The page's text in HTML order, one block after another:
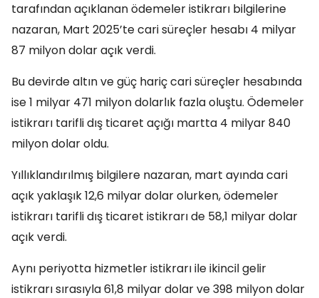
tarafından açıklanan ödemeler istikrarı bilgilerine
nazaran, Mart 2025’te cari süreçler hesabı 4 milyar
87 milyon dolar açık verdi.
Bu devirde altın ve güç hariç cari süreçler hesabında
ise 1 milyar 471 milyon dolarlık fazla oluştu. Ödemeler
istikrarı tarifli dış ticaret açığı martta 4 milyar 840
milyon dolar oldu.
Yıllıklandırılmış bilgilere nazaran, mart ayında cari
açık yaklaşık 12,6 milyar dolar olurken, ödemeler
istikrarı tarifli dış ticaret istikrarı de 58,1 milyar dolar
açık verdi.
Aynı periyotta hizmetler istikrarı ile ikincil gelir
istikrarı sırasıyla 61,8 milyar dolar ve 398 milyon dolar